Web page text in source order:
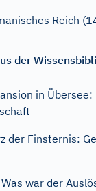
Reich
der
in
der Finsternis:
war der